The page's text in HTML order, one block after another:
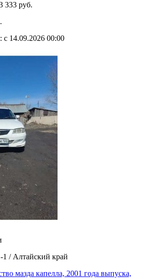
333 руб.
с 14.09.2026 00:00
1 / Алтайский край
мазда капелла, 2001 года выпуска,